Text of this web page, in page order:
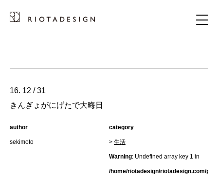
16. 12 / 31
きんぎょがにげたで大晦日
author
sekimoto
category
> 生活
Warning: Undefined array key 1 in
/home/riotadesign/riotadesign.com/